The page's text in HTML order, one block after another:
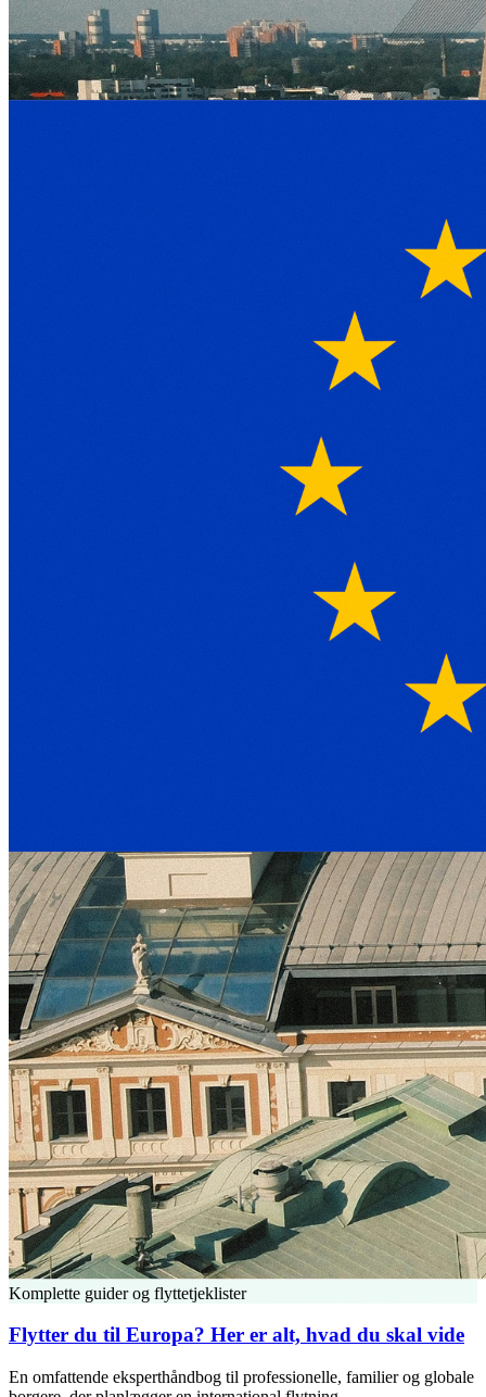
Komplette guider og flyttetjeklister
Flytter du til Europa? Her er alt, hvad du skal vide
En omfattende eksperthåndbog til professionelle, familier og globale